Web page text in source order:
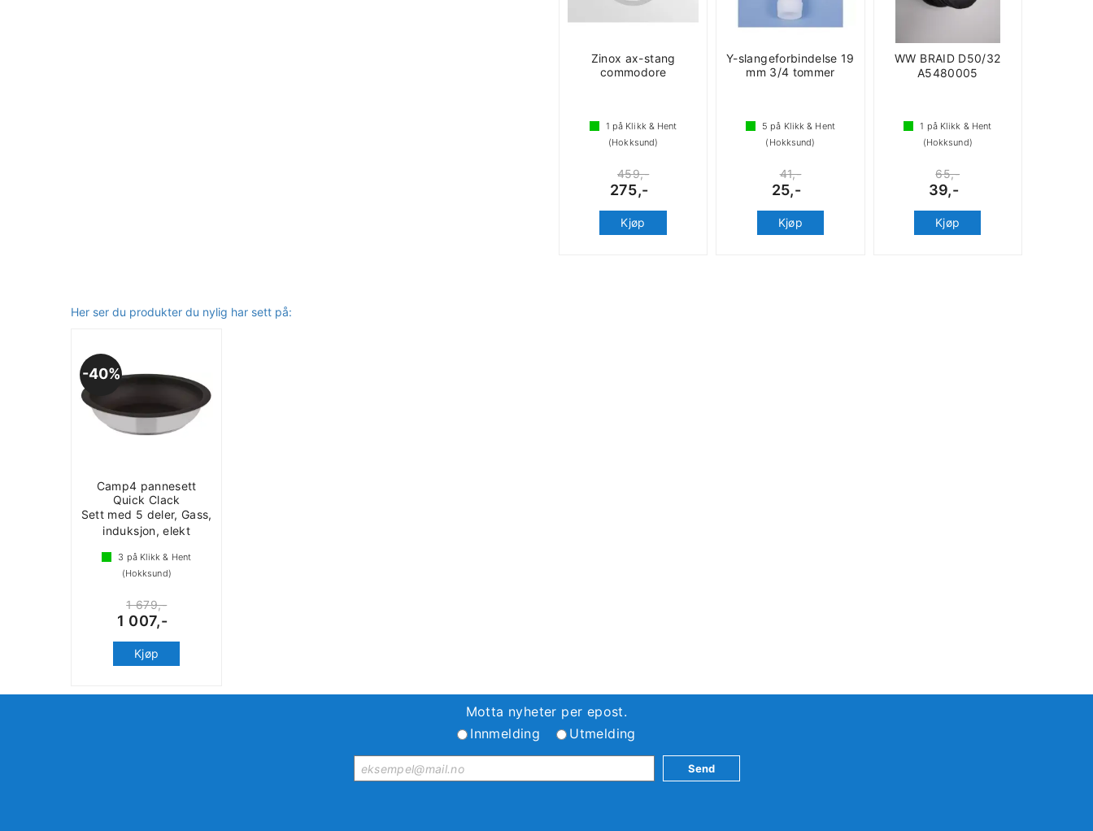
Zinox ax-stang
commodore
1 på Klikk & Hent
(Hokksund)
459,-
275,-
Kjøp
Y-slangeforbindelse 19
mm 3/4 tommer
5 på Klikk & Hent
(Hokksund)
41,-
25,-
Kjøp
WW BRAID D50/32
A5480005
1 på Klikk & Hent
(Hokksund)
65,-
39,-
Kjøp
Her ser du produkter du nylig har sett på:
40%
Camp4 pannesett
Quick Clack
Sett med 5 deler, Gass,
induksjon, elekt
3 på Klikk & Hent
(Hokksund)
1 679,-
1 007,-
Kjøp
Motta nyheter per epost.
Innmelding
Utmelding